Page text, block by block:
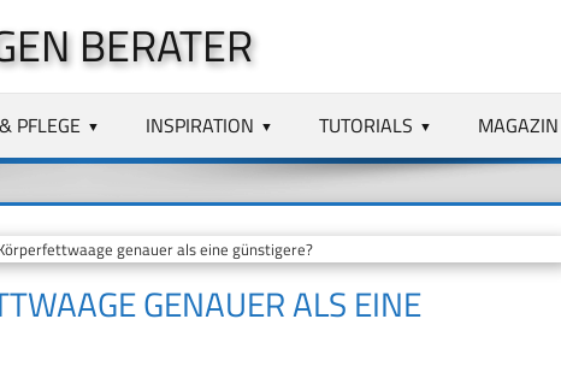
BERATER
PFLEGE INSPIRATION TUTORIALS MAGAZIN
genauer als eine günstigere?
GENAUER ALS EINE